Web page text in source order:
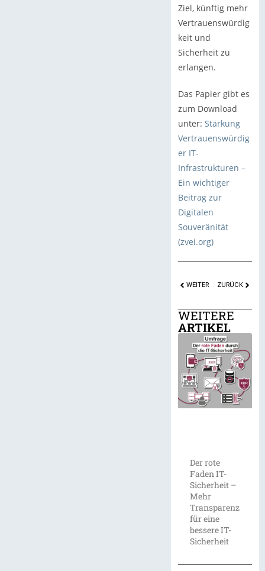
Ziel, künftig mehr
Vertrauenswürdig
keit und
Sicherheit zu
erlangen.
Das Papier gibt es
zum Download
unter: Stärkung
Vertrauenswürdig
er IT-
Infrastrukturen –
Ein wichtiger
Beitrag zur
Digitalen
Souveränität
(zvei.org)
WEITER ZURÜCK
WEITERE
ARTIKEL
Der rote
Faden IT-
Sicherheit –
Mehr
Transparenz
für eine
bessere IT-
Sicherheit